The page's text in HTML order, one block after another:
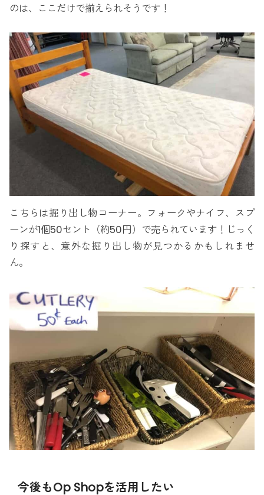
のは、ここだけで揃えられそうです！
こちらは掘り出し物コーナー。フォークやナイフ、スプ
ーンが1個50セント（約50円）で売られています！じっく
り探すと、意外な掘り出し物が見つかるかもしれませ
ん。
今後もOp Shopを活用したい